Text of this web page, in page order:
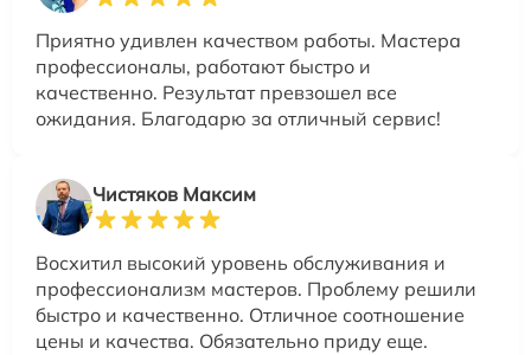
Приятно удивлен качеством работы. Мастера
профессионалы, работают быстро и
качественно. Результат превзошел все
ожидания. Благодарю за отличный сервис!
Чистяков Максим
Восхитил высокий уровень обслуживания и
профессионализм мастеров. Проблему решили
быстро и качественно. Отличное соотношение
цены и качества. Обязательно приду еще.